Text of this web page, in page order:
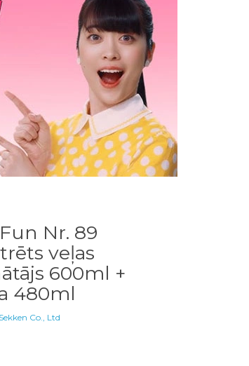
Nr. 89
veļas
600ml +
480ml
Co., Ltd